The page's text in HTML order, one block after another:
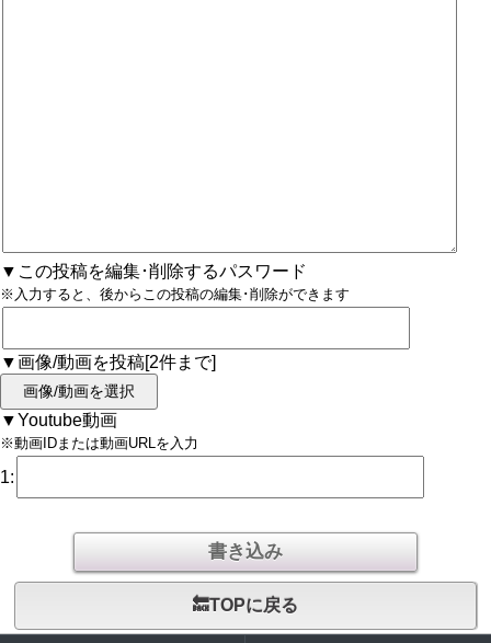
▼この投稿を編集･削除するパスワード
※入力すると、後からこの投稿の編集･削除ができます
▼画像/動画を投稿[2件まで]
画像/動画を選択
▼Youtube動画
※動画IDまたは動画URLを入力
1:
🔙TOPに戻る